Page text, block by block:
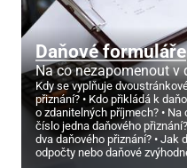
Daňové formuláře
Na co nezapomenout v
Kdy se vyplňuje
přiznání?
Kdo přikládá k
o zdanitelných příjmech?
Na
číslo jedna daňového přiznání?
dva daňového přiznání?
Jak
odpočty nebo daňové